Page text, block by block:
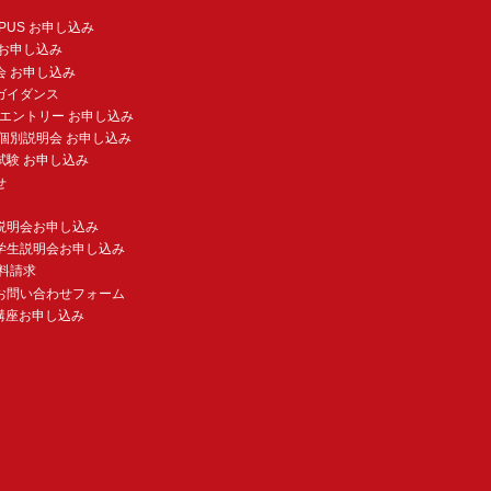
お申し込み
申し込み
お申し込み
イダンス
ントリー お申し込み
別説明会 お申し込み
験 お申し込み
明会お申し込み
生説明会お申し込み
請求
問い合わせフォーム
座お申し込み